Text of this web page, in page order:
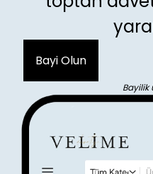
Bayi Olun
Bayilik